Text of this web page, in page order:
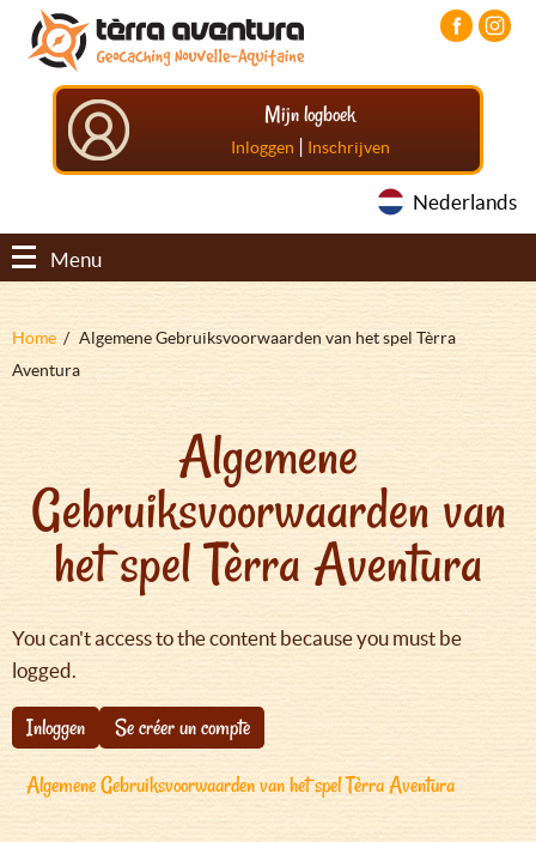
Overslaan
naar
Aller
menu
principal
Aller
pied
Mijn logboek
Inloggen | Inschrijven
Nederlands
Menu
Kruimelpad
Home
Algemene Gebruiksvoorwaarden van het spel Tèrra
Aventura
Algemene
Gebruiksvoorwaarden van
het spel Tèrra Aventura
You can't access to the content because you must be
logged.
Inloggen
Se créer un compte
Algemene Gebruiksvoorwaarden van het spel Tèrra Aventura